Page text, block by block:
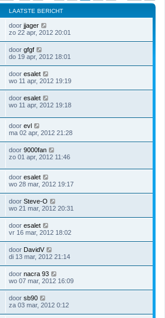
LAATSTE BERICHT
door jjager
zo 22 apr, 2012 20:01
door gfgf
do 19 apr, 2012 18:01
door esalet
wo 11 apr, 2012 19:19
door esalet
wo 11 apr, 2012 19:18
door evl
ma 02 apr, 2012 21:28
door 9000fan
zo 01 apr, 2012 11:46
door esalet
wo 28 mar, 2012 19:17
door Steve-O
wo 21 mar, 2012 20:31
door esalet
vr 16 mar, 2012 18:02
door DavidV
di 13 mar, 2012 21:14
door nacra 93
wo 07 mar, 2012 16:09
door sb90
za 03 mar, 2012 0:12